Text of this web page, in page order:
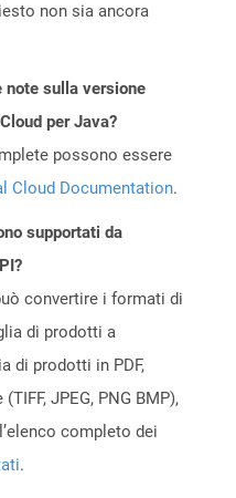
non sia ancora
note sulla versione
per Java?
possono essere
Cloud Documentation.
supportati da
convertire i formati di
di prodotti a
di prodotti in PDF,
JPEG, PNG BMP),
completo dei
.